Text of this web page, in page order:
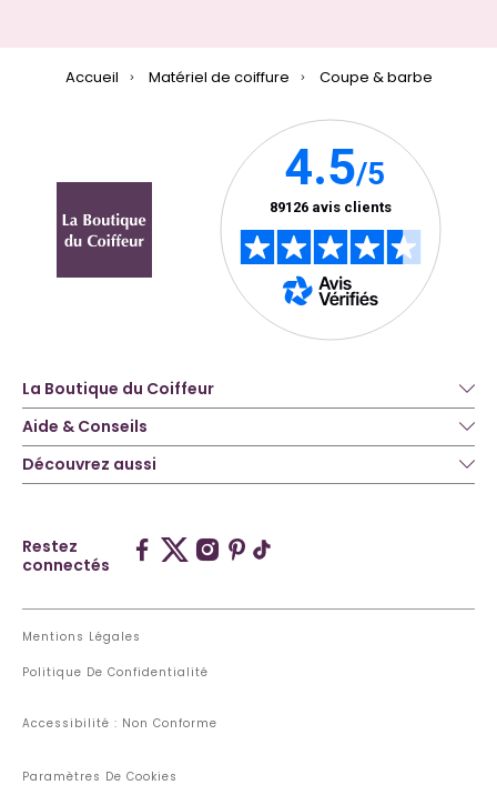
Accueil Matériel de coiffure Coupe & barbe
La Boutique du Coiffeur
Aide & Conseils
Découvrez aussi
Restez
connectés
Mentions Légales
Politique De Confidentialité
Accessibilité : Non Conforme
Paramètres De Cookies